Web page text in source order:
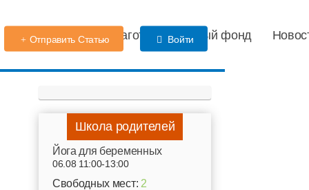
Детский сад Благотворительный фонд
Отправить Статью Войти
Школа родителей
Йога для беременных
06.08 11:00-13:00
Свободных мест: 2